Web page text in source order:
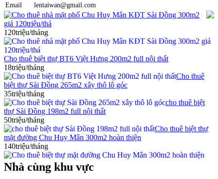
Email
lentaiwan@gmail.com
Cho thuê nhà mặt phố Chu Huy Mân KĐT Sài Đồng 300m2
giá 120triệu/thá
120triệu/tháng
Cho thuê biệt thự BT6 Việt Hưng 200m2 full nội thất
18triệu/tháng
Cho thuê
biệt thự Sài Đồng 265m2 xây thô lô góc
35triệu/tháng
cho thuê biệt
thự Sài Đồng 198m2 full nội thất
50triệu/tháng
Cho thuê biệt thự
mặt đường Chu Huy Mân 300m2 hoàn thiện
140triệu/tháng
Nhà cùng khu vực